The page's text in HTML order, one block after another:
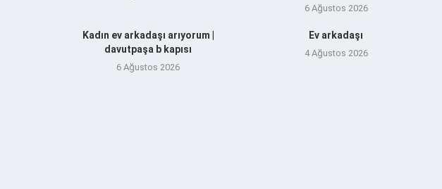
6 Ağustos 2026
Kadın ev arkadaşı arıyorum |
davutpaşa b kapısı
6 Ağustos 2026
Ev arkadaşı
4 Ağustos 2026